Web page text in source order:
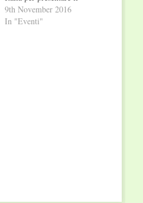
suo libro Io non mi
chiamo Miriam e
9th November 2016
In "Eventi"